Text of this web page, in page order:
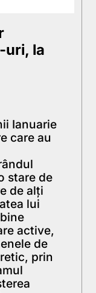
uri, la
Ianuarie
care au
stare de
de alți
lui
active,
de
prin